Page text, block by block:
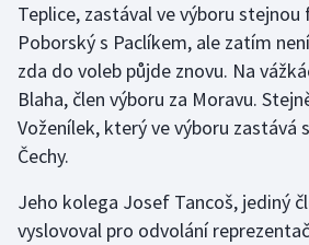
Teplice, zastával ve výboru stejnou
Poborský s Paclíkem, ale zatím
zda do voleb půjde znovu. Na
Blaha, člen výboru za Moravu.
Voženílek, který ve výboru zastává
Čechy.
Jeho kolega Josef Tancoš, jediný
vyslovoval pro odvolání